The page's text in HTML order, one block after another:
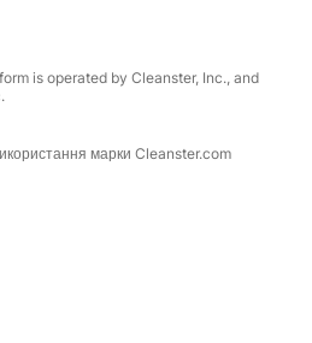
is operated by Cleanster, Inc., and
марки Cleanster.com